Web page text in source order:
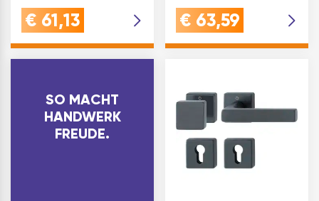
Unterkonstruktion ist
aus KunststoffDas
Messing die
schwarzDie
Drückergarnitur ist mit
Rück…
€ 61,13
Aluminium, schwarz
matt - Qualität, die
schätzenVORTEIL:
€ 63,59
SO MACHT
HANDWERK
FREUDE.